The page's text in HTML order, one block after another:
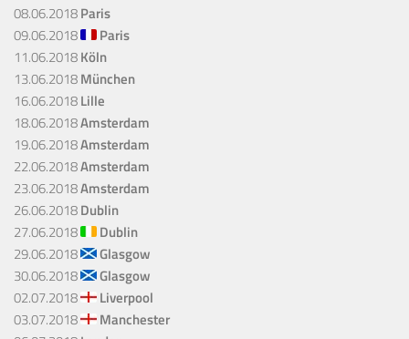
08.06.2018Paris
09.06.2018
Paris
11.06.2018Köln
13.06.2018München
16.06.2018Lille
18.06.2018Amsterdam
19.06.2018Amsterdam
22.06.2018Amsterdam
23.06.2018Amsterdam
26.06.2018Dublin
27.06.2018
Dublin
29.06.2018
Glasgow
30.06.2018
Glasgow
02.07.2018
Liverpool
03.07.2018
Manchester